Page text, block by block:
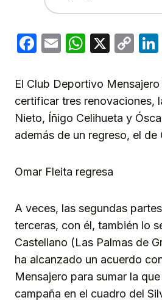
Facebook
Email X
El Club Deportivo
certificar tres renovaciones,
Nieto, Íñigo Celihueta y
además de un regreso, el de
Omar Fleita regresa
A veces, las segundas
terceras, con él, también lo
Castellano (Las Palmas de
ha alcanzado un acuerdo
Mensajero para sumar la
campaña en el cuadro del